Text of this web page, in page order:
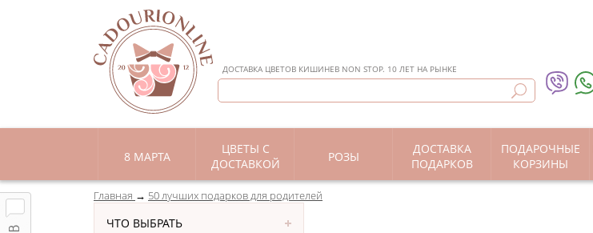
ДОСТАВКА ЦВЕТОВ КИШИНЕВ NON STOP. 10 ЛЕТ НА РЫНКЕ
8 МАРТА
ЦВЕТЫ С
ДОСТАВКОЙ
РОЗЫ
ДОСТАВКА
ПОДАРКОВ
ПОДАРОЧНЫЕ
КОРЗИНЫ
Главная 50 лучших подарков для родителей
ЧТО ВЫБРАТЬ